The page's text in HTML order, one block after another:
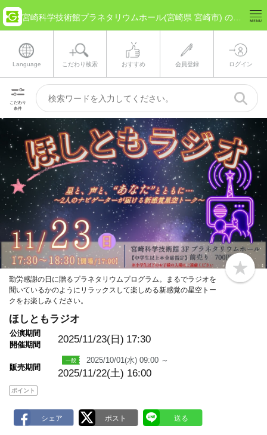
Language こだわり検索 おすすめ 会員登録 ログイン
こだわり
条件
b
o
勤労感謝の日に贈るプラネタリウムプログラム。まるでラジオを
聞いているかのようにリラックスして楽しめる新感覚の星空トー
クをお楽しみください。
ほしともラジオ
公演期間
開催期間
2025/11/23(日) 17:30
販売期間
2025/10/01(水) 09:00 ～
2025/11/22(土) 16:00
ポイント